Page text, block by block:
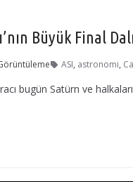
Büyük Final
ASI, astronomi,
bugün Satürn ve